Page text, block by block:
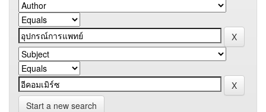
Start a new search